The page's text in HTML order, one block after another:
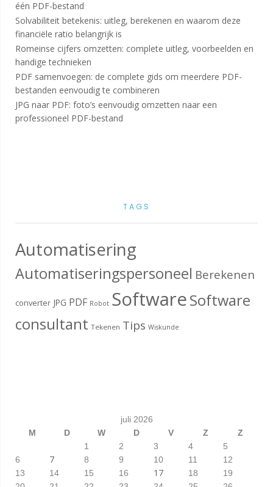
één PDF-bestand
Solvabiliteit betekenis: uitleg, berekenen en waarom deze
financiële ratio belangrijk is
Romeinse cijfers omzetten: complete uitleg, voorbeelden en
handige technieken
PDF samenvoegen: de complete gids om meerdere PDF-
bestanden eenvoudig te combineren
JPG naar PDF: foto’s eenvoudig omzetten naar een
professioneel PDF-bestand
TAGS
Automatisering
Automatiseringspersoneel Berekenen
converter JPG PDF Robot SoftwareSoftware
consultant Tekenen Tips Wiskunde
juli 2026
M
D W D V Z
Z
1
2 3 4
5
6
7 8 9 10 11
12
13
14 15 16 17 18
19